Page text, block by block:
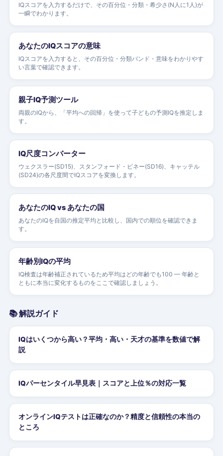
IQスコアを入力するだけで、その百分位・分類・希少さ(N人に1人)が
一瞬でわかります。
あなたのIQスコアの意味
IQスコアを入力すると、その百分位・分類バンド・意味をわかりやす
い言葉で確認できます。
親子IQ予測ツール
両親のIQから、「平均への回帰」を使って子どもの予測IQを推定しま
す。
IQ尺度コンバーター
ウェクスラー(SD15)、スタンフォード・ビネー(SD16)、キャッテル
(SD24)の各尺度間でIQスコアを変換します。
あなたのIQ vs あなたの国
あなたのIQを自国の推定平均と比較し、国内での順位を確認できま
す。
年齢別IQの平均
IQ検査は年齢補正されているため平均はどの年齢でも100 — 年齢と
ともに本当に変化するものをここで確認しましょう。
📚 解説ガイド
IQはいくつから高い？平均・高い・天才の基準を数値で解
説
IQパーセンタイル早見表｜スコアと上位％の対応一覧
オンラインIQテストは正確なのか？精度と信頼性の本当の
ところ